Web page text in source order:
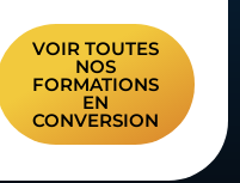
VOIR TOUTES
NOS
FORMATIONS
EN
CONVERSION